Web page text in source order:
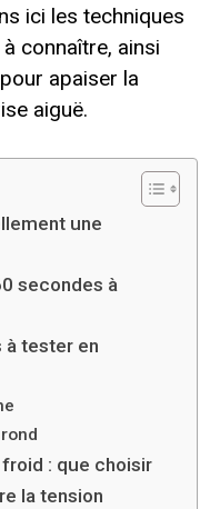
ici les techniques
connaître, ainsi
apaiser la
aiguë.
une
secondes à
à tester en
: que choisir
la tension